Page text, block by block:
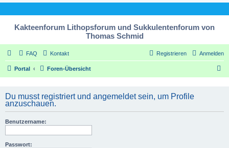
Kakteenforum Lithopsforum und Sukkulentenforum von
Thomas Schmid
FAQ Kontakt Anmelden
Registrieren
Portal Foren-Übersicht
Du musst registriert und angemeldet sein, um Profile
anzuschauen.
Benutzername:
Passwort: